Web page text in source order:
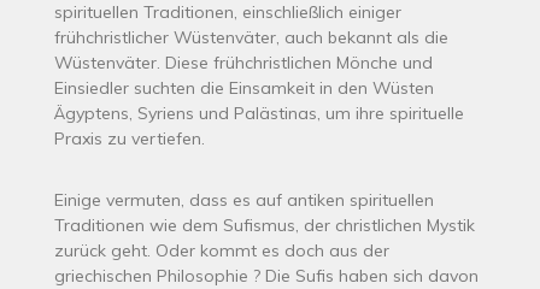
spirituellen Traditionen, einschließlich einiger
frühchristlicher Wüstenväter, auch bekannt als die
Wüstenväter. Diese frühchristlichen Mönche und
Einsiedler suchten die Einsamkeit in den Wüsten
Ägyptens, Syriens und Palästinas, um ihre spirituelle
Praxis zu vertiefen.
Einige vermuten, dass es auf antiken spirituellen
Traditionen wie dem Sufismus, der christlichen Mystik
zurück geht. Oder kommt es doch aus der
griechischen Philosophie ? Die Sufis haben sich davon